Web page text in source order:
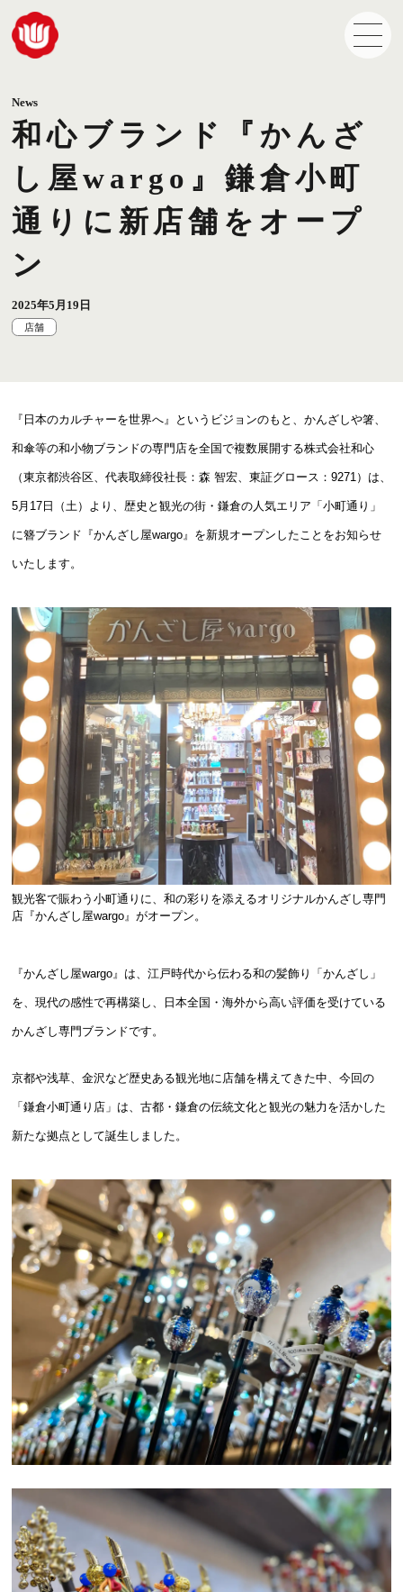
News
和心ブランド『かんざ
し屋wargo』鎌倉小町
通りに新店舗をオープ
ン
2025年5月19日
店舗
『日本のカルチャーを世界へ』というビジョンのもと、かんざしや箸、
和傘等の和小物ブランドの専門店を全国で複数展開する株式会社和心
（東京都渋谷区、代表取締役社長：森 智宏、東証グロース：9271）は、
5月17日（土）より、歴史と観光の街・鎌倉の人気エリア「小町通り」
に簪ブランド『かんざし屋wargo』を新規オープンしたことをお知らせ
いたします。
観光客で賑わう小町通りに、和の彩りを添えるオリジナルかんざし専門
店『かんざし屋wargo』がオープン。
『かんざし屋wargo』は、江戸時代から伝わる和の髪飾り「かんざし」
を、現代の感性で再構築し、日本全国・海外から高い評価を受けている
かんざし専門ブランドです。
京都や浅草、金沢など歴史ある観光地に店舗を構えてきた中、今回の
「鎌倉小町通り店」は、古都・鎌倉の伝統文化と観光の魅力を活かした
新たな拠点として誕生しました。